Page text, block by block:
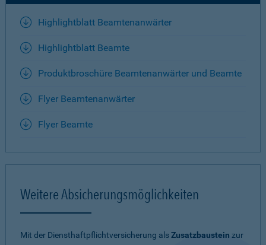
Highlightblatt Beamtenanwärter
Highlightblatt Beamte
Produktbroschüre Beamtenanwärter und Beamte
Flyer Beamtenanwärter
Flyer Beamte
Weitere Absicherungsmöglichkeiten
Mit der Diensthaftpflichtversicherung alsZusatzbaustein zur